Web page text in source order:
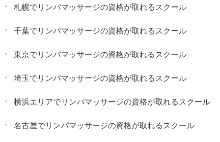
札幌でリンパマッサージの資格が取れるスクール
千葉でリンパマッサージの資格が取れるスクール
東京でリンパマッサージの資格が取れるスクール
埼玉でリンパマッサージの資格が取れるスクール
横浜エリアでリンパマッサージの資格が取れるスクール
名古屋でリンパマッサージの資格が取れるスクール